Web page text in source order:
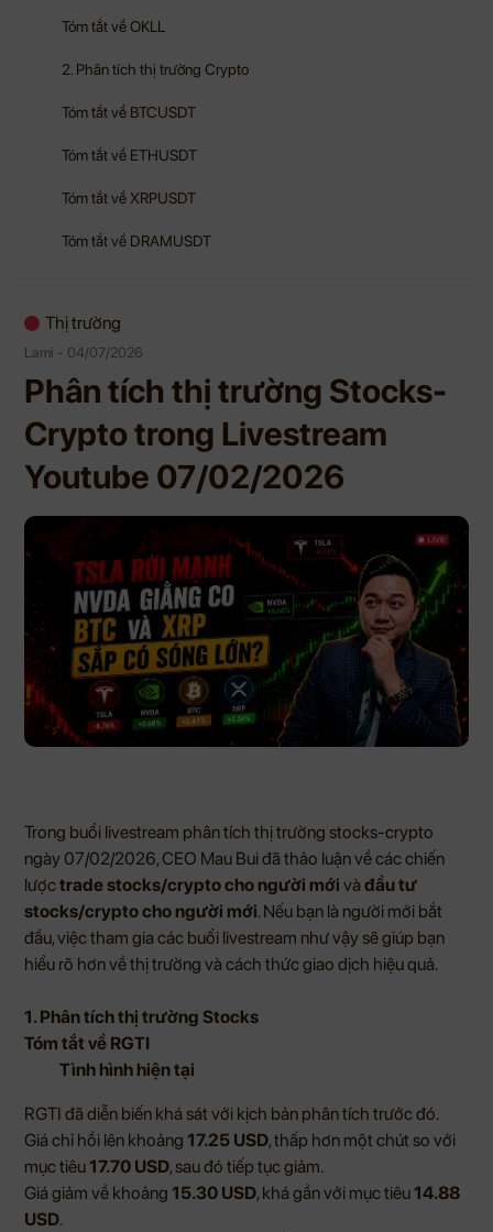
Tóm tắt về OKLL
2. Phân tích thị trường Crypto
Tóm tắt về BTCUSDT
Tóm tắt về ETHUSDT
Tóm tắt về XRPUSDT
Tóm tắt về DRAMUSDT
Thị trường
Lami - 04/07/2026
Phân tích thị trường Stocks-
Crypto trong Livestream
Youtube 07/02/2026
Trong buổi livestream phân tích thị trường stocks-crypto
ngày 07/02/2026, CEO Mau Bui đã thảo luận về các chiến
lượctrade stocks/crypto cho người mới và đầu tư
stocks/crypto cho người mới. Nếu bạn là người mới bắt
đầu, việc tham gia các buổi livestream như vậy sẽ giúp bạn
hiểu rõ hơn về thị trường và cách thức giao dịch hiệu quả.
1. Phân tích thị trường Stocks
Tóm tắt về RGTI
Tình hình hiện tại
RGTI đã diễn biến khá sát với kịch bản phân tích trước đó.
Giá chỉ hồi lên khoảng 17.25 USD, thấp hơn một chút so với
mục tiêu17.70 USD, sau đó tiếp tục giảm.
Giá giảm về khoảng 15.30 USD, khá gần với mục tiêu14.88
USD.